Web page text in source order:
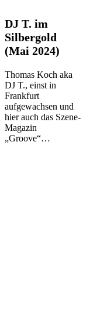
DJ
T.
im
Silbergold
2024)
DJ T. im
Silbergold
(Mai 2024)
Thomas Koch aka
DJ T., einst in
Frankfurt
aufgewachsen und
hier auch das Szene-
Magazin
„Groove“…